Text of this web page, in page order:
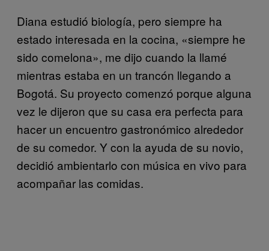
Diana estudió biología, pero siempre ha
estado interesada en la cocina, «siempre he
sido comelona», me dijo cuando la llamé
mientras estaba en un trancón llegando a
Bogotá. Su proyecto comenzó porque alguna
vez le dijeron que su casa era perfecta para
hacer un encuentro gastronómico alrededor
de su comedor. Y con la ayuda de su novio,
decidió ambientarlo con música en vivo para
acompañar las comidas.